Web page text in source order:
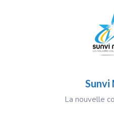
Sunvi
La nouvelle